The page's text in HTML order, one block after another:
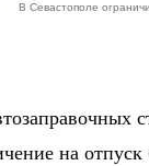
В Севастополе
на